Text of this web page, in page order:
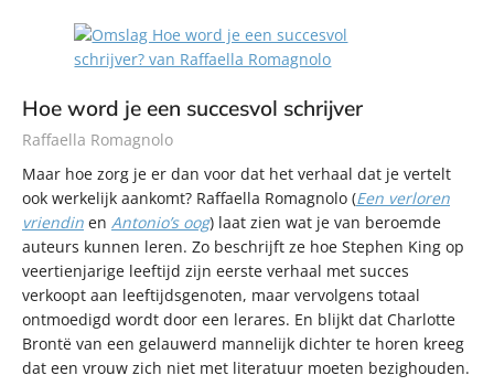
Hoe word je een succesvol schrijver
Raffaella Romagnolo
Maar hoe zorg je er dan voor dat het verhaal dat je vertelt
ook werkelijk aankomt? Raffaella Romagnolo (Een verloren
vriendin en Antonio’s oog) laat zien wat je van beroemde
auteurs kunnen leren. Zo beschrijft ze hoe Stephen King op
veertienjarige leeftijd zijn eerste verhaal met succes
verkoopt aan leeftijdsgenoten, maar vervolgens totaal
ontmoedigd wordt door een lerares. En blijkt dat Charlotte
Brontë van een gelauwerd mannelijk dichter te horen kreeg
dat een vrouw zich niet met literatuur moeten bezighouden.